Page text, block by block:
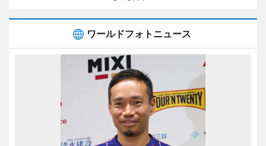
ワールドフォトニュース